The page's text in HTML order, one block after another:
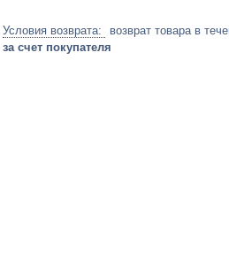
возврат товара в
за счет покупателя